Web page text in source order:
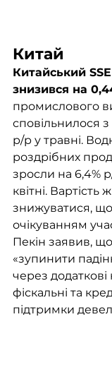
Китайський
знизився на
промислового
сповільнилося з
р/р у травні.
роздрібних
зросли на 6,4%
квітні.
знижуватися, що
очікуванням
Пекін заявив,
«зупинити
через додаткові
фіскальні та
підтримки